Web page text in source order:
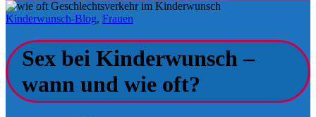
Kinderwunsch-Blog, Frauen
Sex bei Kinderwunsch –
wann und wie oft?